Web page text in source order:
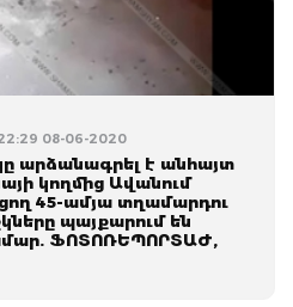
08-06-2020
արձանագրել է անհայտ
կողմից Ավանում
45-ամյա տղամարդու
պայքարում են
ՖՈՏՈՌԵՊՈՐՏԱԺ,